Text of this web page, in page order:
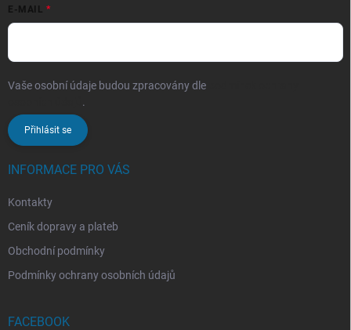
E-MAIL
Vaše osobní údaje budou zpracovány dle
.
Přihlásit se
INFORMACE PRO VÁS
Kontakty
Ceník dopravy a plateb
Obchodní podmínky
Podmínky ochrany osobních údajů
FACEBOOK